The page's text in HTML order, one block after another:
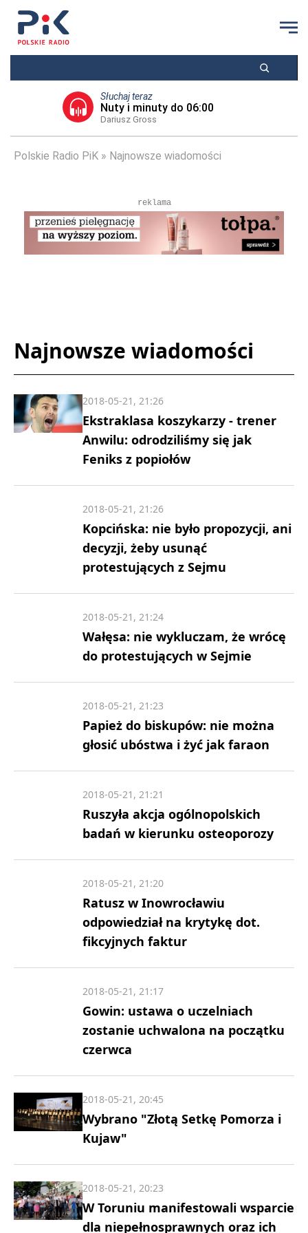
Słuchaj teraz
Nuty i minuty do 06:00
Dariusz Gross
Polskie Radio PiK Najnowsze wiadomości
reklama
Najnowsze wiadomości
Ekstraklasa koszykarzy - trener
Anwilu: odrodziliśmy się jak
Feniks z popiołów
2018-05-21, 21:26
Kopcińska: nie było propozycji, ani
decyzji, żeby usunąć
protestujących z Sejmu
2018-05-21, 21:26
Wałęsa: nie wykluczam, że wrócę
do protestujących w Sejmie
2018-05-21, 21:24
Papież do biskupów: nie można
głosić ubóstwa i żyć jak faraon
2018-05-21, 21:23
Ruszyła akcja ogólnopolskich
badań w kierunku osteoporozy
2018-05-21, 21:21
Ratusz w Inowrocławiu
odpowiedział na krytykę dot.
fikcyjnych faktur
2018-05-21, 21:20
Gowin: ustawa o uczelniach
zostanie uchwalona na początku
czerwca
2018-05-21, 21:17
Wybrano "Złotą Setkę Pomorza i
Kujaw"
2018-05-21, 20:45
W Toruniu manifestowali wsparcie
dla niepełnosprawnych oraz ich
2018-05-21, 20:23